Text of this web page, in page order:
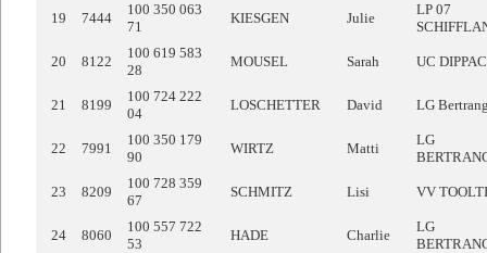
19 7444
100 350 063
71
KIESGEN Julie
LP 07
20 8122
100 619 583
28
MOUSEL Sarah UC
21 8199
100 724 222
04
LOSCHETTER David LG
22 7991
100 350 179
90
WIRTZ Matti
LG
23 8209
100 728 359
67
SCHMITZ Lisi VV
24 8060
100 557 722
53
HADE Charlie
LG